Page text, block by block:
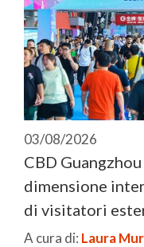
03/08/2026
CBD
dimensione
di visitatori
A cura di: Laura